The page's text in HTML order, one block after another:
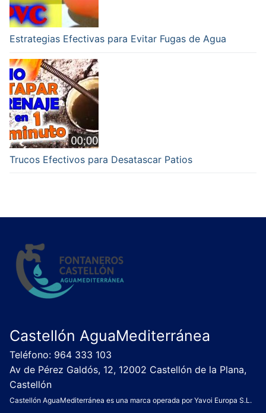
Estrategias Efectivas para Evitar Fugas de Agua
Trucos Efectivos para Desatascar Patios
Castellón AguaMediterránea
Teléfono: 964 333 103
Av de Pérez Galdós, 12, 12002 Castellón de la Plana,
Castellón
Castellón AguaMediterránea es una marca operada por Yavoi Europa S.L.